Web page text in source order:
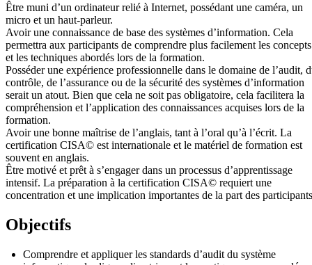
Être muni d’un ordinateur relié à Internet, possédant une caméra, un
micro et un haut-parleur.
Avoir une connaissance de base des systèmes d’information. Cela
permettra aux participants de comprendre plus facilement les concepts
et les techniques abordés lors de la formation.
Posséder une expérience professionnelle dans le domaine de l’audit,
contrôle, de l’assurance ou de la sécurité des systèmes d’information
serait un atout. Bien que cela ne soit pas obligatoire, cela facilitera la
compréhension et l’application des connaissances acquises lors de la
formation.
Avoir une bonne maîtrise de l’anglais, tant à l’oral qu’à l’écrit. La
certification CISA© est internationale et le matériel de formation est
souvent en anglais.
Être motivé et prêt à s’engager dans un processus d’apprentissage
intensif. La préparation à la certification CISA© requiert une
concentration et une implication importantes de la part des
Objectifs
Comprendre et appliquer les standards d’audit du système